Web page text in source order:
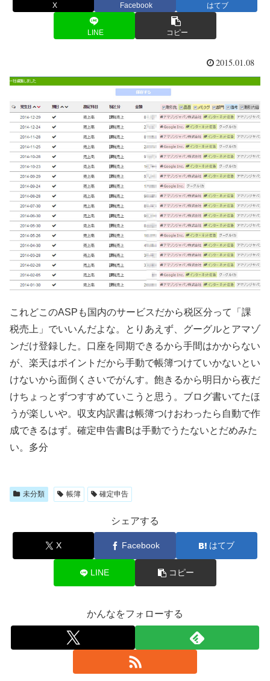
X Facebook はてブ
LINE コピー
2015.01.08
これどこのASPも国内のサービスだから税区分って「課
税売上」でいいんだよな。とりあえず、グーグルとアマゾ
ンだけ登録した。口座を同期できるから手間はかからない
が、楽天はポイントだから手動で帳簿つけていかないとい
けないから面倒くさいでがんす。飽きるから明日から夜だ
けちょっとずつすすめていこうと思う。ブログ書いてたほ
うが楽しいや。収支内訳書は帳簿つけおわったら自動で作
成できるはず。確定申告書Bは手動でうたないとだめみた
い。多分
未分類 帳簿 確定申告
シェアする
X Facebook はてブ
LINE コピー
かんなをフォローする